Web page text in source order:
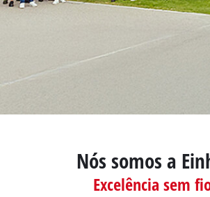
Nós somos a
Excelência sem